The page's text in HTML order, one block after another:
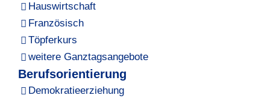
Hauswirtschaft
Französisch
Töpferkurs
weitere Ganztagsangebote
Berufsorientierung
Demokratieerziehung